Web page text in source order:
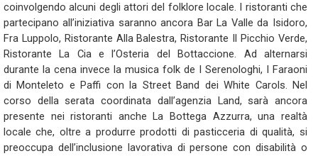
coinvolgendo alcuni degli attori del folklore locale. I ristoranti che
partecipano all’iniziativa saranno ancora Bar La Valle da Isidoro,
Fra Luppolo, Ristorante Alla Balestra, Ristorante Il Picchio Verde,
Ristorante La Cia e l’Osteria del Bottaccione. Ad alternarsi
durante la cena invece la musica folk de I Serenologhi, I Faraoni
di Monteleto e Paffi con la Street Band dei White Carols. Nel
corso della serata coordinata dall’agenzia Land, sarà ancora
presente nei ristoranti anche La Bottega Azzurra, una realtà
locale che, oltre a produrre prodotti di pasticceria di qualità, si
preoccupa dell’inclusione lavorativa di persone con disabilità o